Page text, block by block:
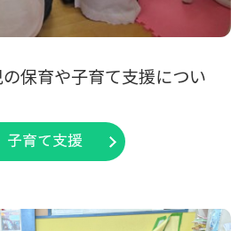
保育や子育て支援につい
子育て支援